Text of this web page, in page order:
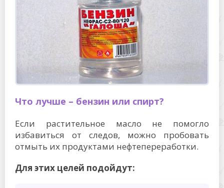
Что лучше – бензин или спирт?
Если растительное масло не помогло
избавиться от следов, можно пробовать
отмыть их продуктами нефтепереработки.
Для этих целей подойдут: